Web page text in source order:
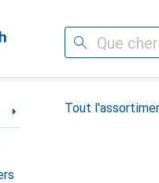
Recherche
Tout